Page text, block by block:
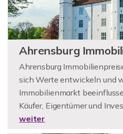
Ahrensburg
Ahrensburg
sich Werte entwickeln und
Immobilienmarkt
Käufer, Eigentümer und
weiter